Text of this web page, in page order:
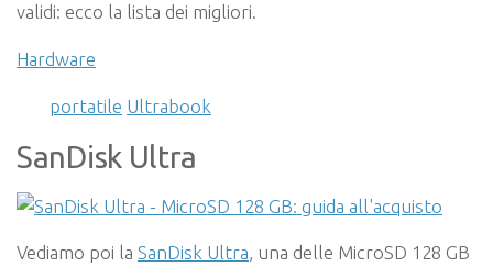
validi: ecco la lista dei migliori.
Hardware
portatile Ultrabook
SanDisk Ultra
Vediamo poi la SanDisk Ultra, una delle MicroSD 128 GB